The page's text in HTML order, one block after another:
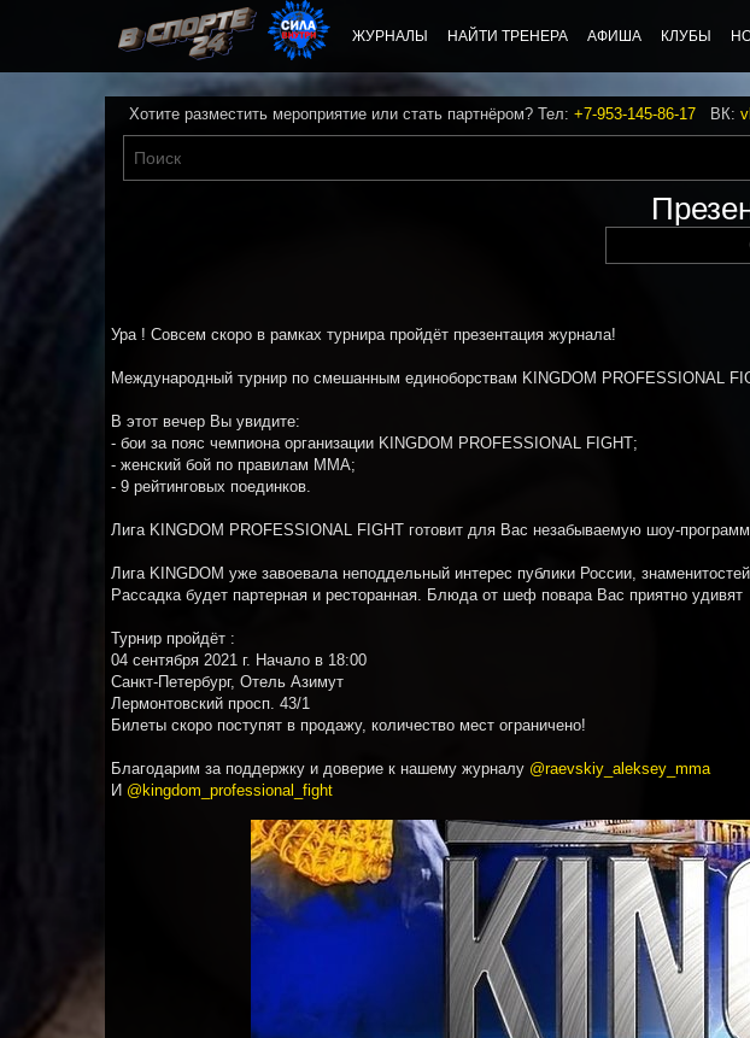
ЖУРНАЛЫ НАЙТИ ТРЕНЕРА АФИША КЛУБЫ
Хотите разместить мероприятие или стать партнёром? Тел: +7-953-145-86-17 ВК:
Ура ! Совсем скоро в рамках турнира пройдёт презентация журнала!
Международный турнир по смешанным единоборствам KINGDOM PROFESSIONAL
В этот вечер Вы увидите:
- бои за пояс чемпиона организации KINGDOM PROFESSIONAL FIGHТ;
- женский бой по правилам ММА;
- 9 рейтинговых поединков.
Лига KINGDOM PROFESSIONAL FIGHT готовит для Вас незабываемую шоу-
Лига KINGDOM уже завоевала неподдельный интерес публики России,
Рассадка будет партерная и ресторанная. Блюда от шеф повара Вас приятно удивят
Турнир пройдёт :
04 сентября 2021 г. Начало в 18:00
Санкт-Петербург, Отель Азимут
Лермонтовский просп. 43/1
Билеты скоро поступят в продажу, количество мест ограничено!
Благодарим за поддержку и доверие к нашему журналу @raevskiy_aleksey_mma
И @kingdom_professional_fight